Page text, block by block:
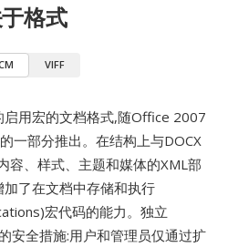
格式
VIFF
启用宏的文档格式,随Office 2007
一部分推出。在结构上与DOCX
、样式、主题和媒体的XML部
了在文档中存储和执行
宏代码的能力。独立
安全措施:用户和管理员仅通过扩